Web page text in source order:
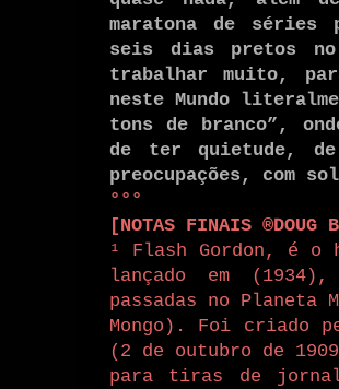
maratona de séries
seis dias pretos no
trabalhar muito,
neste Mundo
tons de branco”,
de ter quietude, de
preocupações, com
°°°
[NOTAS FINAIS ®DOUG
¹ Flash Gordon, é
lançado em
passadas no Planeta
Mongo). Foi criado
(2 de outubro de
para tiras de